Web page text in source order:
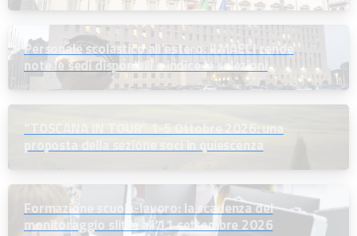
Personale scolastico all’estero: il MAECI rende
note le sedi disponibili e indice le selezioni
Formazione scuola-lavoro: la scadenza del
monitoraggio slitta all’11 settembre 2026